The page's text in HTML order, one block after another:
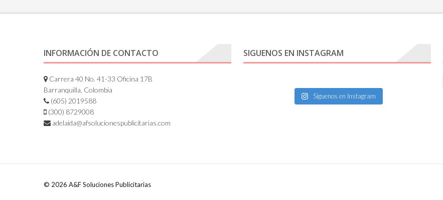
INFORMACIÓN DE CONTACTO
Carrera 40 No. 41-33 Oficina 17B
Barranquilla, Colombia
(605) 2019588
(300) 8729008
adelaida@afsolucionespublicitarias.com
SIGUENOS EN INSTAGRAM
Síguenos en Instagram
© 2026 A&F Soluciones Publicitarias